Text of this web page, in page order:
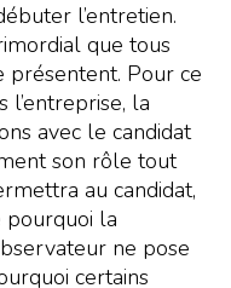
l’entretien.
que tous
présentent. Pour ce
l’entreprise, la
avec le candidat
son rôle tout
au candidat,
la
ne pose
certains